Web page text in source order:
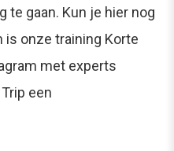
te gaan. Kun je hier nog
is onze training Korte
met experts
een